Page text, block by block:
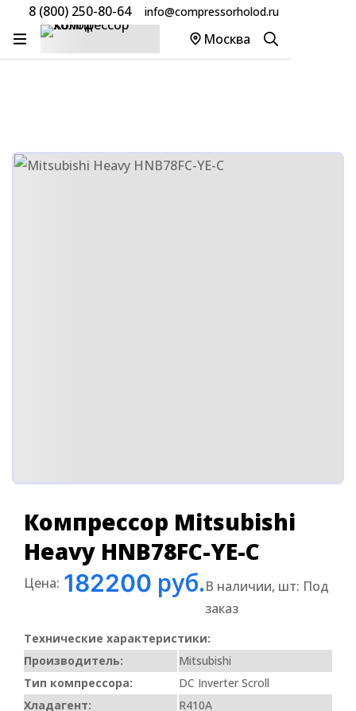
8 (800) 250-80-64 info@compressorholod.ru
Москва
Главная Товары
Компрессоры Mitsubishi
Компрессор Mitsubishi Heavy HNB78FC-YE-C
Компрессор Mitsubishi
Heavy HNB78FC-YE-C
Цена: 182200 руб.В наличии, шт: Под
заказ
Технические характеристики:
Производитель:
Mitsubishi
Тип компрессора:
DC Inverter Scroll
Хладагент:
R410A